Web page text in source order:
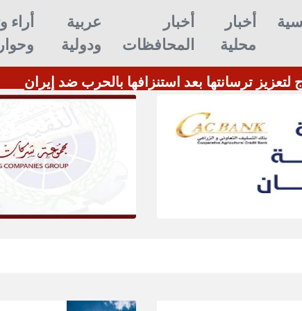
أخبار
محلية
أخبار
المحافظات
عربية
ودولية
أراء
لتعزيز ترسانتها بعد استنزافها بالحرب ضد إيران